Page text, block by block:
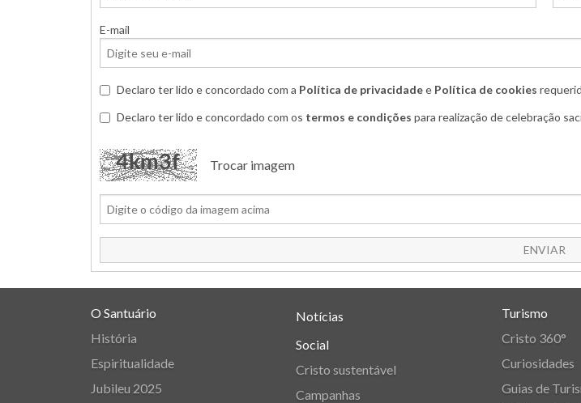
E-mail
Declaro ter lido e concordado com a Política de privacidadee Política de cookies
Declaro ter lido e concordado com os termos e condições para realização de celebração
Trocar imagem
ENVIAR
O Santuário
História
Espiritualidade
Jubileu 2025
Notícias
Social
Cristo sustentável
Campanhas
Turismo
Cristo 360°
Curiosidades
Guias de